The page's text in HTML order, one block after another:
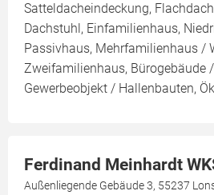
Satteldacheindeckung,
Dachstuhl, Einfamilienhaus,
Passivhaus, Mehrfamilienhaus /
Zweifamilienhaus, Bürogebäude
Gewerbeobjekt / Hallenbauten,
Ferdinand Meinhardt
Außenliegende Gebäude 3, 55237